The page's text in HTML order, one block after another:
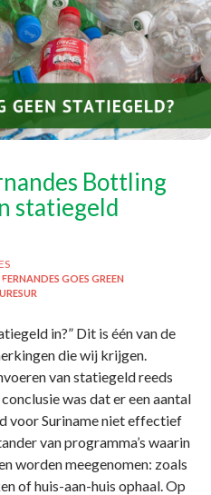
Bottling
statiegeld
FERNANDES GOES GREEN
in?” Dit is één van de
die wij krijgen.
van statiegeld reeds
was dat er een aantal
voor Suriname niet effectief
van programma’s waarin
worden meegenomen: zoals
of huis-aan-huis ophaal. Op